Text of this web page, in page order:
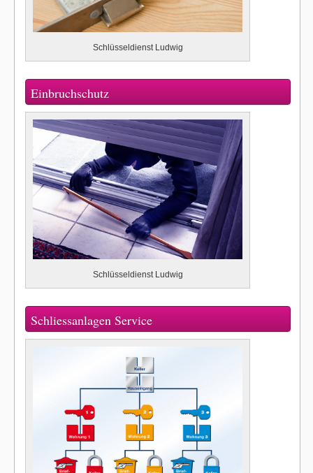
Schlüsseldienst Ludwig
Einbruchschutz
Schlüsseldienst Ludwig
Schliessanlagen Service